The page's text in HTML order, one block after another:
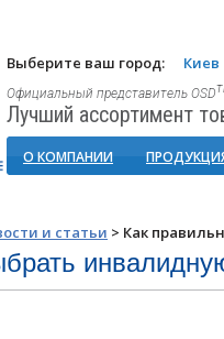
Выберите ваш город: Киев
Официальный представитель OSD
Лучший ассортимент
О КОМПАНИИ
и статьи > Как